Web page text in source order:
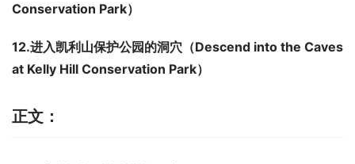
Conservation Park）
12.进入凯利山保护公园的洞穴（Descend into the Caves
at Kelly Hill Conservation Park）
正文：